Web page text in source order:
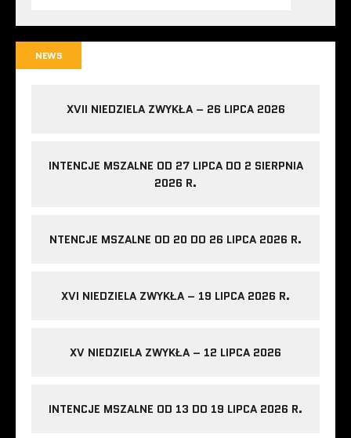
NEWS
XVII NIEDZIELA ZWYKŁA – 26 LIPCA 2026
INTENCJE MSZALNE OD 27 LIPCA DO 2 SIERPNIA
2026 R.
NTENCJE MSZALNE OD 20 DO 26 LIPCA 2026 R.
XVI NIEDZIELA ZWYKŁA – 19 LIPCA 2026 R.
XV NIEDZIELA ZWYKŁA – 12 LIPCA 2026
INTENCJE MSZALNE OD 13 DO 19 LIPCA 2026 R.